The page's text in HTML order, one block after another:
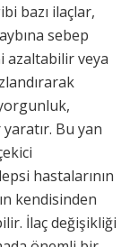
bazı ilaçlar,
sebep
azaltabilir veya
Bu yan
hastalarının
kendisinden
İlaç değişikliği